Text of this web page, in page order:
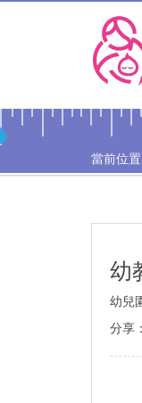
當前位置
幼
幼兒
分享